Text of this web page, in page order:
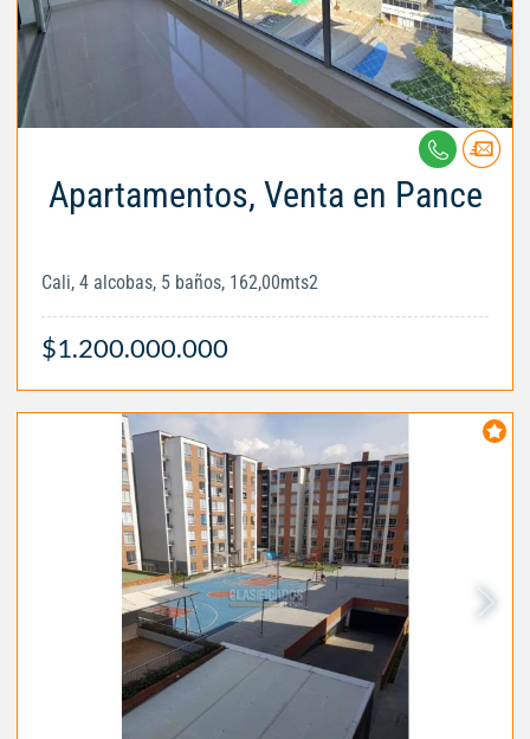
Apartamentos, Venta en Pance
Cali, 4 alcobas, 5 baños, 162,00mts2
$1.200.000.000